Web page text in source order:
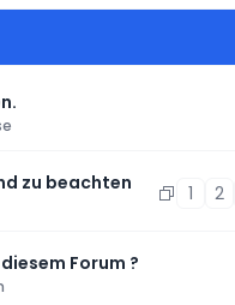
zu beachten 1 2
Forum ?